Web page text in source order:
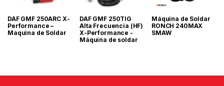
DAF GMF 250ARC X-
Performance –
Maquina de Soldar
DAF GMF 250TIG
Alta Frecuencia (HF)
X-Performance -
Máquina de soldar
Máquina de Soldar
RONCH 240MAX
SMAW